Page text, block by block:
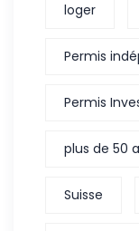
loger
Permis
Permis
plus de 50
Suisse